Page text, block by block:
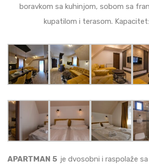
boravkom sa kuhinjom, sobom sa
kupatilom i terasom.
APARTMAN 5 je dvosobni i raspolaže